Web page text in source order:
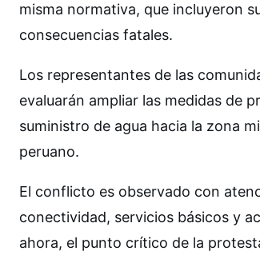
misma normativa, que incluyeron
consecuencias fatales.
Los representantes de las
evaluarán ampliar las medidas de
suministro de agua hacia la zona
peruano.
El conflicto es observado con
conectividad, servicios básicos y
ahora, el punto crítico de la